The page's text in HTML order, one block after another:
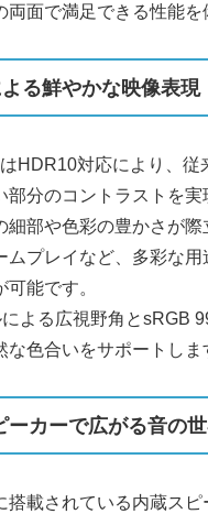
両面で満足できる性能を
る鮮やかな映像表現
HDR10対応により、従
部分のコントラストを実
細部や色彩の豊かさが
ムプレイなど、多彩な
能です。
よる広視野角とsRGB
色合いをサポートしま
ーカーで広がる音の
搭載されている内蔵スピ